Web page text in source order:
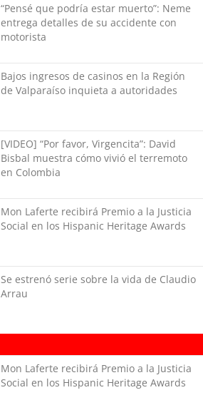
“Pensé que podría estar muerto”: Neme
entrega detalles de su accidente con
motorista
Bajos ingresos de casinos en la Región
de Valparaíso inquieta a autoridades
[VIDEO] “Por favor, Virgencita”: David
Bisbal muestra cómo vivió el terremoto
en Colombia
Mon Laferte recibirá Premio a la Justicia
Social en los Hispanic Heritage Awards
Se estrenó serie sobre la vida de Claudio
Arrau
Mon Laferte recibirá Premio a la Justicia
Social en los Hispanic Heritage Awards